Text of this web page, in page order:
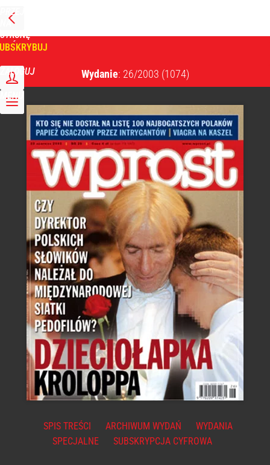
PRZEJDŹ
NA
STRONĘ
GŁÓWNĄ
ZALOGUJ
MENU
Wydanie: 26/2003 (1074)
SPIS TREŚCI ARCHIWUM WYDAŃ
WYDANIA
SPECJALNE
SUBSKRYPCJA CYFROWA